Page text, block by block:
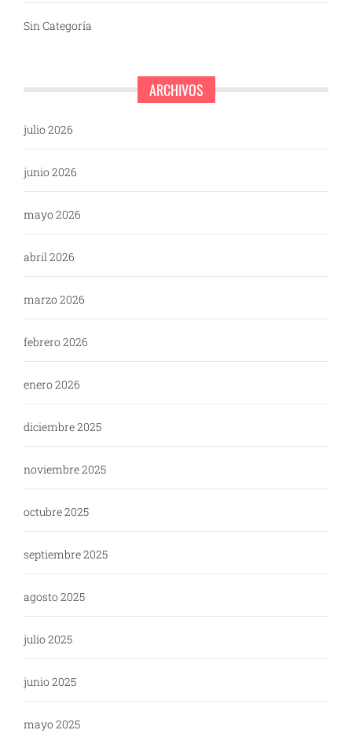
Sin Categoría
ARCHIVOS
julio 2026
junio 2026
mayo 2026
abril 2026
marzo 2026
febrero 2026
enero 2026
diciembre 2025
noviembre 2025
octubre 2025
septiembre 2025
agosto 2025
julio 2025
junio 2025
mayo 2025